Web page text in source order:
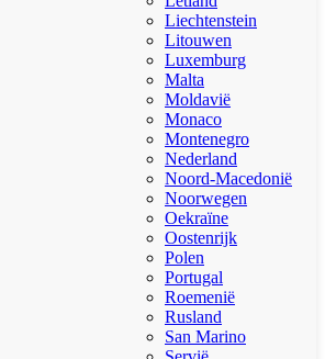
Liechtenstein
Litouwen
Luxemburg
Malta
Moldavië
Monaco
Montenegro
Nederland
Noord-Macedonië
Noorwegen
Oekraïne
Oostenrijk
Polen
Portugal
Roemenië
Rusland
San Marino